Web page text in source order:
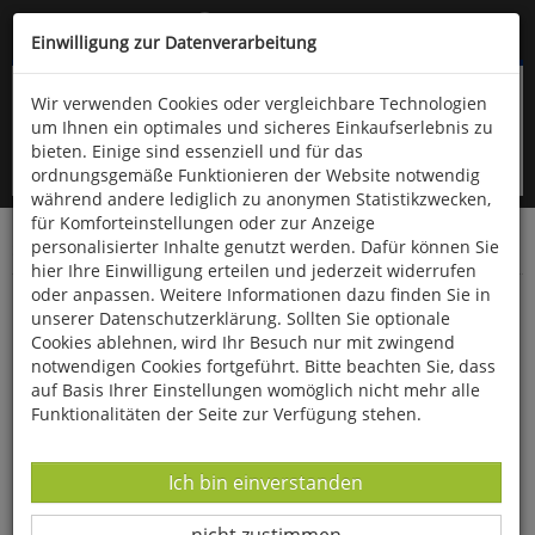
Kompletten Head der Seite überspringen
oder (06766) 9323-960
Startseite Bücher Naturwissenschaften Physik
Repetitorium der klassischen theoretischen
Physik
Einwilligung zur Datenverarbeitung
Wir verwenden Cookies oder vergleichbare Technologien
um Ihnen ein optimales und sicheres Einkaufserlebnis zu
bieten. Einige sind essenziell und für das
ordnungsgemäße Funktionieren der Website notwendig
während andere lediglich zu anonymen Statistikzwecken,
für Komforteinstellungen oder zur Anzeige
personalisierter Inhalte genutzt werden. Dafür können Sie
hier Ihre Einwilligung erteilen und jederzeit widerrufen
oder anpassen. Weitere Informationen dazu finden Sie in
unserer Datenschutzerklärung. Sollten Sie optionale
Cookies ablehnen, wird Ihr Besuch nur mit zwingend
notwendigen Cookies fortgeführt. Bitte beachten Sie, dass
auf Basis Ihrer Einstellungen womöglich nicht mehr alle
Funktionalitäten der Seite zur Verfügung stehen.
Datenverarbeitung -
Ich bin einverstanden